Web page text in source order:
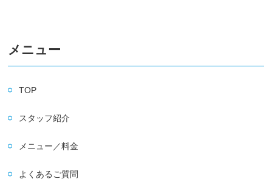
メニュー
TOP
スタッフ紹介
メニュー／料金
よくあるご質問